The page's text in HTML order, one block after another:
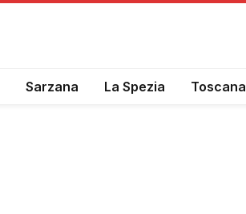
Sarzana La Spezia Toscana